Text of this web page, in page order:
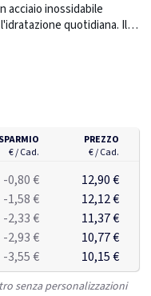
acciaio inossidabile
quotidiana. Il
per le bevande gassate
con materiali riciclati
La certificazione RCS
dei materiali riciclati
di materiale riciclato:
Design registrato®.
€ / Cad.
PREZZO
€ / Cad.
-0,80 €
12,90 €
-1,58 €
12,12 €
-2,33 €
11,37 €
-2,93 €
10,77 €
-3,55 € 10,15 €
senza personalizzazioni